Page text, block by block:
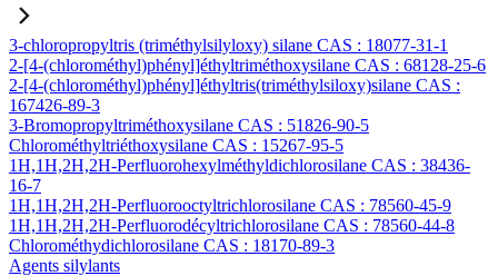
3-chloropropyltris (triméthylsilyloxy) silane CAS : 18077-31-1
2-[4-(chlorométhyl)phényl]éthyltriméthoxysilane CAS : 68128-25-6
2-[4-(chlorométhyl)phényl]éthyltris(triméthylsiloxy)silane CAS :
167426-89-3
3-Bromopropyltriméthoxysilane CAS : 51826-90-5
Chlorométhyltriéthoxysilane CAS : 15267-95-5
1H,1H,2H,2H-Perfluorohexylméthyldichlorosilane CAS : 38436-
16-7
1H,1H,2H,2H-Perfluorooctyltrichlorosilane CAS : 78560-45-9
1H,1H,2H,2H-Perfluorodécyltrichlorosilane CAS : 78560-44-8
Chlorométhydichlorosilane CAS : 18170-89-3
Agents silylants